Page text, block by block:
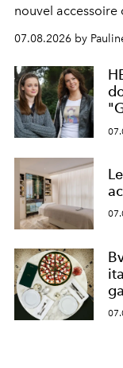
nouvel
s'arrachent déjà.
07.08.2026 by